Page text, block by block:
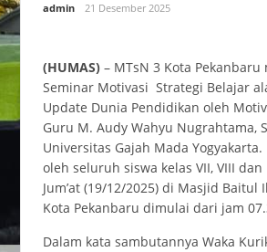
admin 21 Desember 2025
(HUMAS)– MTsN 3 Kota Pekanbaru
Seminar Motivasi Strategi Belajar
Update Dunia Pendidikan oleh
Guru M. Audy Wahyu Nugrahtama,
Universitas Gajah Mada
oleh seluruh siswa kelas VII, VIII
Jum’at (19/12/2025) di Masjid Baitul
Kota Pekanbaru dimulai dari jam
Dalam kata sambutannya Waka